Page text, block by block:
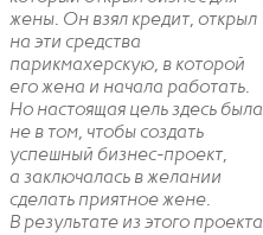
жены. Он взял кредит, открыл
на эти средства
парикмахерскую, в которой
его жена и начала работать.
Но настоящая цель здесь была
не в том, чтобы создать
успешный бизнес-проект,
а заключалась в желании
сделать приятное жене.
В результате из этого проекта